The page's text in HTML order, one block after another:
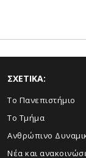
ΣΧΕΤΙΚΑ:
Το Πανεπιστήμιο
Το Τμήμα
Ανθρώπινο
Νέα και